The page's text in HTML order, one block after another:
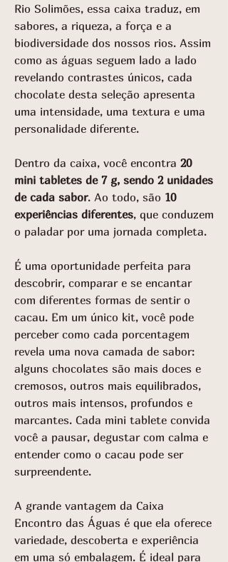
Rio Solimões, essa caixa traduz, em
sabores, a riqueza, a força e a
biodiversidade dos nossos rios. Assim
como as águas seguem lado a lado
revelando contrastes únicos, cada
chocolate desta seleção apresenta
uma intensidade, uma textura e uma
personalidade diferente.
Dentro da caixa, você encontra 20
mini tabletes de 7 g, sendo 2 unidades
de cada sabor. Ao todo, são 10
experiências diferentes, que conduzem
o paladar por uma jornada completa.
É uma oportunidade perfeita para
descobrir, comparar e se encantar
com diferentes formas de sentir o
cacau. Em um único kit, você pode
perceber como cada porcentagem
revela uma nova camada de sabor:
alguns chocolates são mais doces e
cremosos, outros mais equilibrados,
outros mais intensos, profundos e
marcantes. Cada mini tablete convida
você a pausar, degustar com calma e
entender como o cacau pode ser
surpreendente.
A grande vantagem da Caixa
Encontro das Águas é que ela oferece
variedade, descoberta e experiência
em uma só embalagem. É ideal para